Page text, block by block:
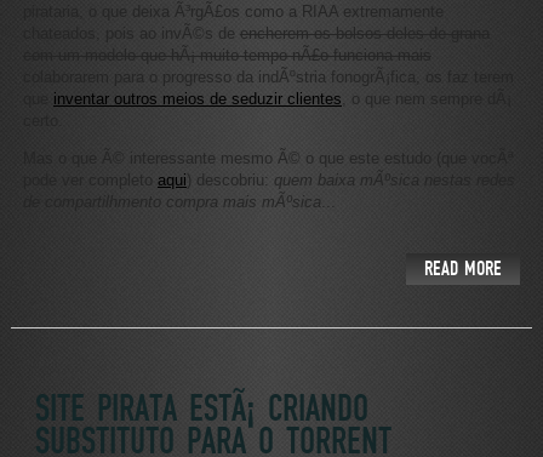
pirataria, o que deixa Ã³rgÃ£os como a RIAA extremamente
chateados, pois ao invÃ©s de encherem os bolsos deles de grana
com um modelo que hÃ¡ muito tempo nÃ£o funciona mais
colaborarem para o progresso da indÃºstria fonogrÃ¡fica, os faz terem
inventar outros meios de seduzir clientes, o que nem sempre dÃ¡
Mas o que Ã© interessante mesmo Ã© o que este estudo (que vocÃª
pode ver completo aqui) descobriu: quem baixa mÃºsica nestas redes
de compartilhmento compra mais mÃºsica...
READ MORE
SITE PIRATA ESTÃ¡ CRIANDO
SUBSTITUTO PARA O TORRENT